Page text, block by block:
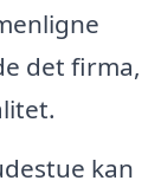
det firma,
kan